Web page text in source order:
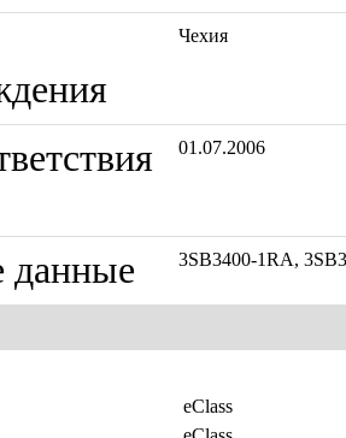
Чехия
01.07.2006
данные 3SB3400-1RA,
eClass